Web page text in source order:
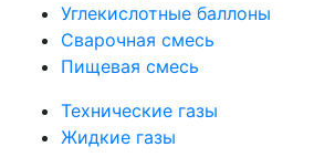
Углекислотные баллоны
Сварочная смесь
Пищевая смесь
Технические газы
Жидкие газы